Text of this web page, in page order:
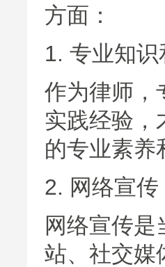
方面：
1. 专业知
作为律师，
实践经验，
的专业素养
2. 网络宣传
网络宣传
站、社交媒